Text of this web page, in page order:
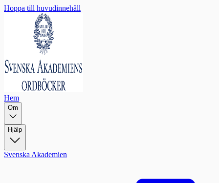
Hoppa till huvudinnehåll
Hem
Om
Hjälp
Svenska Akademien